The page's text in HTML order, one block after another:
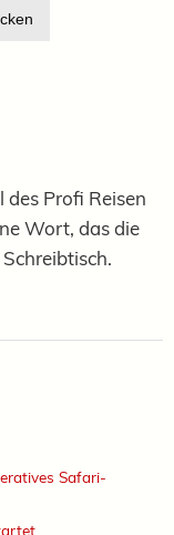
des Profi Reisen
Wort, das die
Safari-